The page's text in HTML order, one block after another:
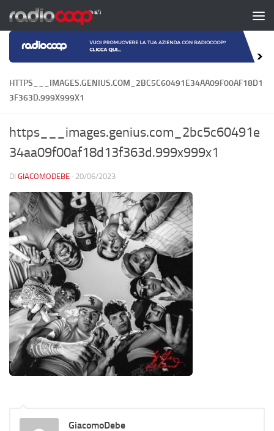
Salta al contenuto
HTTPS___IMAGES.GENIUS.COM_2BC5C60491E34AA09F00AF18D1
3F363D.999X999X1
https___images.genius.com_2bc5c60491e
34aa09f00af18d13f363d.999x999x1
DI GIACOMODEBE · 20/06/2023
GiacomoDebe